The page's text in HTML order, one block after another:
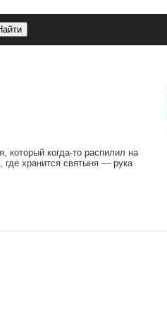
который когда-то распилил на
где хранится святыня — рука